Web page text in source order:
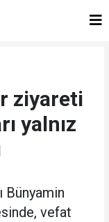
ziyareti
yalnız
Bünyamin
vefat